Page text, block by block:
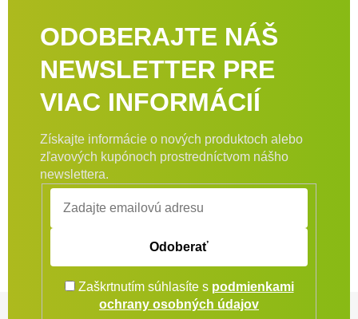
ODOBERAJTE NÁŠ
NEWSLETTER PRE
VIAC INFORMÁCIÍ
Získajte informácie o nových produktoch alebo
zľavových kupónoch prostredníctvom nášho
newslettera.
Odoberať
Zaškrtnutím súhlasíte s podmienkami
ochrany osobných údajov